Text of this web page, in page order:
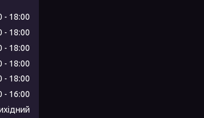
18:00
18:00
18:00
18:00
18:00
16:00